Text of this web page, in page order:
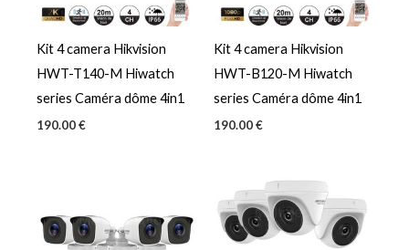
Kit 4 camera Hikvision
HWT-T140-M Hiwatch
series Caméra dôme 4in1
190.00€
Kit 4 camera Hikvision
HWT-B120-M Hiwatch
series Caméra dôme 4in1
190.00€